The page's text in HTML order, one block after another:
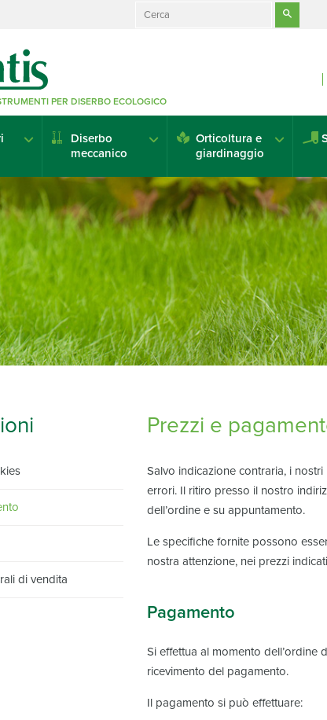
Search
PER DISERBO ECOLOGICO
Diserbo
meccanico
Orticoltura e
giardinaggio
di vendita
Prezzi e
Salvo indicazione contraria, i
errori. Il ritiro presso il nostro
dell’ordine e su appuntamento.
Le specifiche fornite possono
nostra attenzione, nei prezzi
Pagamento
Si effettua al momento dell’ordine
ricevimento del pagamento.
Il pagamento si può effettuare: